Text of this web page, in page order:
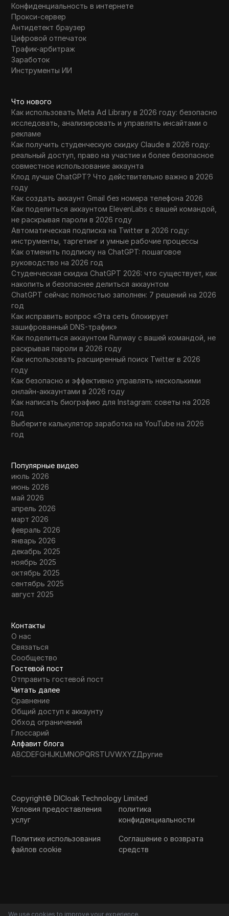
Конфиденциальность в интернете
Прокси-сервер
Антидетект браузер
Цифровой отпечаток
Трафик-арбитраж
Заработок
Инструменты ИИ
Что нового
Как использовать Meta Ad Library в 2026 году: безопасно
исследовать, анализировать и управлять инсайтами о
рекламе
Как получить студенческую скидку Claude в 2026 году:
реальный доступ, право на участие и более безопасное
совместное использование аккаунта
Клод лучше ChatGPT? Что действительно важно в 2026
году
Как создать аккаунт Gmail без номера телефона 2026
Как поделиться аккаунтом ElevenLabs с вашей командой,
не раскрывая пароли в 2026 году
Автоматическая подписка на Twitter в 2026 году:
инструменты, таргетинг и умные рабочие процессы
Как отменить подписку на ChatGPT: пошаговое
руководство на 2026 год
Студенческая скидка ChatGPT 2026: что существует, как
накопить и безопаснее делиться аккаунтом
ChatGPT сейчас полностью заполнен: 7 решений на 2026
год
Как исправить вопрос «Эта сеть блокирует
зашифрованный DNS-трафик»
Как поделиться аккаунтом Runway с вашей командой, не
раскрывая пароли в 2026 году
Как использовать расширенный поиск Twitter в 2026
году
Как безопасно и эффективно управлять несколькими
онлайн-аккаунтами в 2026 году
Как написать биографию для Instagram: советы на 2026
год
Выберите калькулятор заработка на YouTube на 2026
год
Популярные видео
июль 2026
июнь 2026
май 2026
апрель 2026
март 2026
февраль 2026
январь 2026
декабрь 2025
ноябрь 2025
октябрь 2025
сентябрь 2025
август 2025
Контакты
О нас
Связаться
Сообщество
Гостевой пост
Отправить гостевой пост
Читать далее
Сравнение
Общий доступ к аккаунту
Обход ограничений
Глоссарий
Алфавит блога
ABCDEFGHIJKLMNOPQRSTUVWXYZДругие
Copyright© DICloak Technology Limited
Условия предоставления
услуг
политика
конфиденциальности
Политике использования
файлов cookie
Соглашение о возврата
средств
We use cookies to improve your experience.